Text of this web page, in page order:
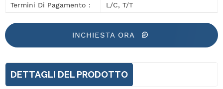
Termini Di Pagamento :
L/C, T/T
INCHIESTA ORA
DETTAGLI DEL PRODOTTO